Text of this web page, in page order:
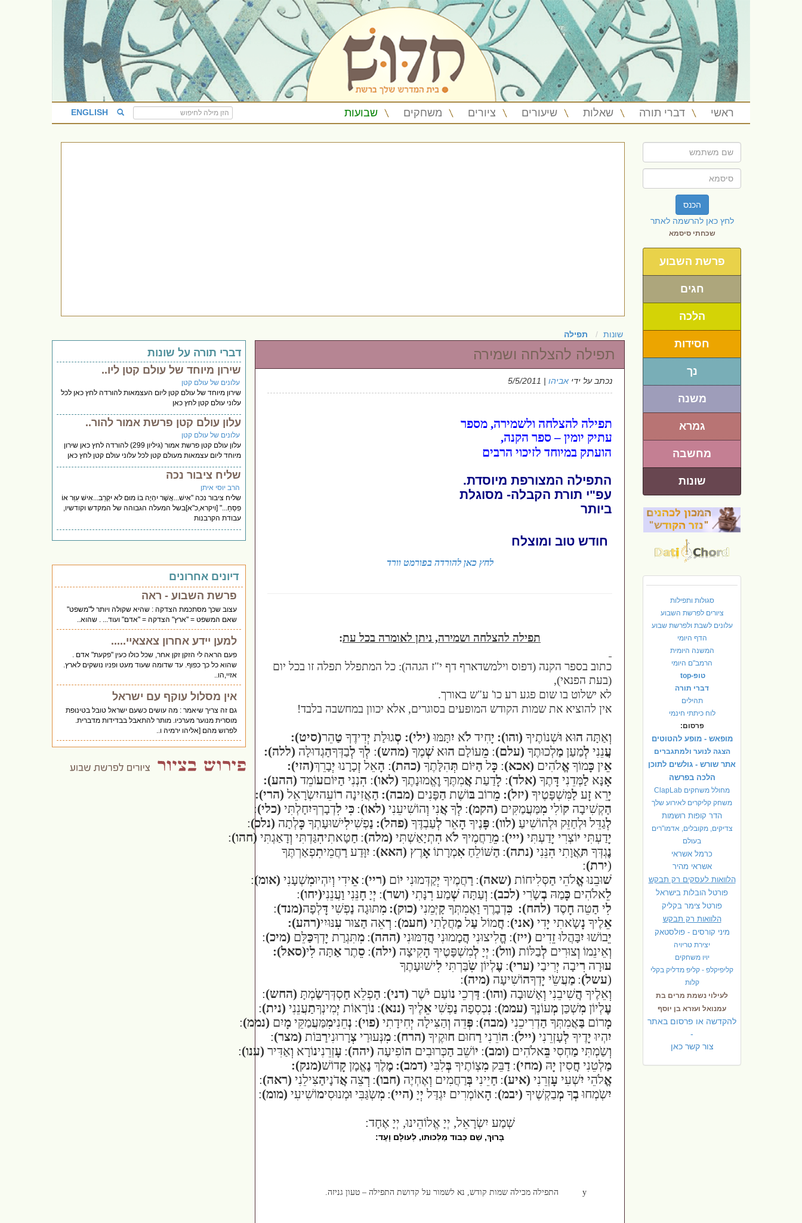
ראשי דברי תורה שאלות שיעורים ציורים משחקים שבועות ENGLISH
הכנס
לחץ כאן להרשמה לאתר
שכחתי סיסמא
פרשת השבוע
חגים
הלכה
חסידות
נך
משנה
גמרא
מחשבה
שונות
סגולות ותפילות
ציורים לפרשת השבוע
עלונים לשבת ולפרשת שבוע
הדף היומי
המשנה היומית
הרמב"ם היומי
טופ-top
דברי תורה
תהילים
לוח כיתתי חינמי
פרסום:
מופאש - מופע להטוטים
הצגה לנוער ולמתגברים
אתר שורש - גולשים לתוכן
הלכה בפרשה
מחולל משחקים ClapLab
משחק קליקרים לאירוע שלך
הדר קופות רושמות
צדיקים, מקובלים, אדמו"רים
בעולם
כרמל אשראי
אשראי מהיר
הלוואות לעסקים רק תבקש
פורטל הובלות בישראל
פורטל צימר בקליק
הלוואות רק תבקש
מיני קורסים - פולסטאק
יצירת טריויה
יויו משחקים
קליפיקלפ - קליפ מדליק בקלי
קלות
לעילוי נשמת מרים בת
עמנואל ועזרא בן יוסף
להקדשה או פרסום באתר
-
צור קשר כאן
שונות תפילה
תפילה להצלחה ושמירה
נכתב על ידי אביהו | 5/5/2011
תפילה להצלחה ולשמירה, מספר
עתיק יומין – ספר הקנה,
הועתק במיוחד לזיכוי הרבים
.התפילה המצורפת מיוסדת
עפ"י תורת הקבלה- מסוגלת
ביותר
לחץ כאן להורדה בפורמט וורד
תפילה להצלחה ושמירה, ניתן לאומרה בכל עת:
כתוב בספר הקנה (דפוס וילמשדארף דף י"ז הגהה): כל המתפלל תפלה זו בכל יום
(בעת הפנאי),
לא ישלוט בו שום פגע רע כו' ע"ש באורך.
אין להוציא את שמות הקודש המופעים בסוגרים, אלא יכוון במחשבה בלבד!
וְאַתָּה הוּא וּשְׁנוֹתֶיךָ (והו): יָחִיד לֹא יִתָּמּוּ (ילי): סְגוּלַת יְדִידֶךָ טַהֵר(סיט):
עֲנֵנִי לְמַעַן מַלְכוּתֶךָ (עלם): מֵעוֹלָם הוּא שְׁמֶךָ (מהש): לְךָ לְבַדְּךָהַגְדוּלָה (ללה):
אֵין כָּמוֹךָ אֱלֹהִים (אכא): כָּל הַיּוֹם תְּהִלָּתֶךָ (כהת): הָאֵל זְכָרָנוּ יְבָרֵךְ(הזי):
אָנָּא לַמְּדֵנִי דָּתֶךָ (אלד): לָדַעַת אֲמִתֶּךָ וֶאֱמוּנָתֶךָ (לאו): הִנְנִי הַיּוֹםעוֹמֵד (ההע):
יָרֵא זָע לַמִּשְׁפָּטֶיךָ (יזל): מֵרוֹב בּוֹשֶׁת הַפָּנִים (מבה): הַאֲזִינָה רוֹעֵהיִשְֹרָאֵל (הרי):
הַקְשִׁיבָה קוֹלִי מִמַּעֲמַקִּים (הקמ): לְךָ אֲנִי וְהוֹשִׁיעֵנִי (לאו): כִּי לִדְבָרְךָיִחָלְתִּי (כלי):
לְגַדֵּל וּלְחַזֵּק וּלְהוֹשִׁיעַ (לוו): פָּנֶיךָ הָאֵר לְעַבְדֶּךָ (פהל): נַפְשִׁילִישׁוּעָתְךָ כָּלְתָה (נלכ):
יָדַעְתִּי יוֹצְרִי יָדַעְתִּי (ייי): מֵרַחֲמֶיךָ לֹא הִתְיָאַשְׁתִּי (מלה): חַטָּאתִיהִגַּדְתִּי וְדָאַגְתִּי (חהו):
נֶגְדְּךָ תַּאֲוָתִי הִנֵּנִי (נתה): הַשּׁוֹלֵחַ אִמְרָתוֹ אָרֶץ (האא): יִוָּדַע רַחֲמֵיתִפְאַרְתֶּךָ
(ירת):
שׁוּבֵנוּאֱלֹהֵי הַסְּלִיחוֹת (שאה): רַחֲמֶיךָ יְקַדְּמוּנִי יוֹם (ריי): אֵידִי וְיִהְיוּמִשְׁעָנִי (אומ):
לֵאלֹהִים כָּמַהּ בְשָֹרִי (לכב): וְעַתָּה שְׁמַע רִנָּתִי (ושר): יְיָ חָנֵּנִי וַעֲנֵנִי(יחו):
לִי הַטֵּה חָסֶד (להח): כִּדְבָרֶךָ וַאֲמִתְּךָ קַיְּמֵנִי (כוק): מִתּוּגָה נַפְשִׁי דָּלְפָה(מנד):
אֵלֶיךָ נָשָֹאתִי יָדִי (אני): חֲמוֹל עַל מַחֲלָתִי (חעמ): רְאֵה הַצּוּר עִנּוּיִי(רהע):
יֵבוֹשׁוּ יִבָּהֲלוּזֵדִים (ייז): הֱלִיצוּנִי הֲמָמוּנִי הֲדִמּוּנִי (ההה): מִתִּגְרַת יָדְךָכַּלֵּם (מיכ):
וְאֵינֵמוֹ וְצוּרִים לְבַלּוֹת (וול): יְיָ לְמִשְׁפָּטֶיךָ הָקִיצָה (ילה): סֵתֶר אַתָּה לִי(סאל):
עוּרָה רִיבָה יְרִיבַי (ערי): עֶלְיוֹן שִֹבַּרְתִּי לִישׁוּעָתֶךָ
(עשל): מַעֲשֵֹי יָדְךָהוֹשִׁיעָה (מיה):
וְאֵלֶיךָ הֲשִׁיבֵנִי וְאָשׁוּבָה (והו): דַּרְכֵי נוֹעַם יֹשֶׁר (דני): הַפְלֵא חַסְדְּךָשַֹמְתָּ (החש):
עֶלְיוֹן מִשְׁכַּן מְעוֹנֶךָ (עממ): נִכְסְפָה נַפְשִׁי אֵלֶיךָ (ננא): נוֹרָאוֹת יְמִינְךָתַעֲנֵנִי (נית):
מָרוֹם בַּאֲמִתְּךָ הַדְרִיכֵנִי (מבה): פְּדֵה וְהַצִּילָה יְחִידָתִי (פוי): נְחֵנִימִמַּעֲמַקֵּי מָיִם (נממ):
יִהְיוּ יָדֶיךָ לְעָזְרֵנִי (ייל): הוֹרֵנִי רַחוּם חוּקֶיךָ (הרח): מִנְּעוּרַי צְרָרוּנִירַבּוֹת (מצר):
וְשַֹמְתִּי מַחְסִי בֵּאלֹהִים (ומב): יוֹשֵׁב הַכְּרוּבִים הוֹפִיעָה (יהה): עָזְרֵנִינוֹרָא וְאַדִּיר (ענו):
מַלְטֵנִי חֲסִין יָהּ (מחי): דַבֵּק מִצְוֹתֶיךָ בְּלִבִּי (דמב): מֶלֶךְ נֶאֱמָן קָדוֹשׁ(מנק):
אֱלֹהֵי יִשְׁעִי עָזְרֵנִי (איע): חַיֵינִי בְּרַחֲמִים וְאֶחְיֶה (חבו): רְצֵה אֲדֹנָיהַצִּילֵנִי (ראה):
יִשְֹמְחוּבְךָ מְבַקְשֶׁיךָ (יבמ): הָאוֹמְרִים יִגְדַּל יְיָ (היי): מִשְֹגַּבִּי וּמְנוּסִימוֹשִׁיעִי (מומ):
שְׁמַע יִשְׂרָאֵל, יְיָ אֱלוֹהֵינוּ, יְיָ אֶחָד:
בָּרוּךְ, שֵׁם כְּבוד מַלְכוּתו, לְעולָם וָעֶד:
y התפילה מכילה שמות קודש, נא לשמור על קדושת התפילה – טעון גניזה.
דברי תורה על שונות
שירון מיוחד של עולם קטן ליו..
עלונים של עולם קטן
שירון מיוחד של עולם קטן ליום העצמאות להורדה לחץ כאן לכל
עלוני עולם קטן לחץ כאן
עלון עולם קטן פרשת אמור להור..
עלונים של עולם קטן
עלון עולם קטן פרשת אמור (גיליון 299) להורדה לחץ כאן שירון
מיוחד ליום עצמאות מעולם קטן לכל עלוני עולם קטן לחץ כאן
שליח ציבור נכה
הרב יוסי איתן
שליח ציבור נכה "אִישׁ...אֲשֶׁר יִהְיֶה בוֹ מוּם לא יִקְרַב...אִישׁ עִוֵּר אוֹ
פִסֵּחַ..." [ויקרא,כ"א]בשל המעלה הגבוהה של המקדש וקודשיו,
עבודת הקרבנות
דיונים אחרונים
פרשת השבוע - ראה
עצוב שכך מסתכמת הצדקה : שהיא שקולה ויותר ל"משפט"
שאם המשפט = "ארץ" הצדקה = "אדם" ועוד... . שהוא..
למען יידע אחרון צאצאיי.....
פעם הראה לי הזקן זקן אחר, שכל כולו כעין "פקעת" אדם .
שהוא כל כך כפוף. עד שדומה שעוד מעט ופניו נושקים לארץ.
אזיי,הו..
אין מסלול עוקף עם ישראל
גם זה צריך שיאמר : מה עושים כשעם ישראל טובל בטינופת
מוסרית מנוער מערכיו. מותר להתאבל בבדידות מדברית.
לפרוש מהם [אליהו ירמיה ו..